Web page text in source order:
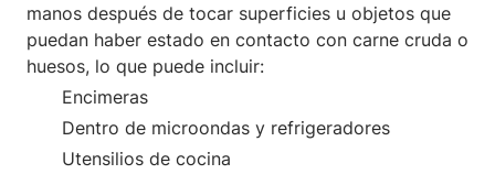
manos después de tocar superficies u objetos que
puedan haber estado en contacto con carne cruda o
huesos, lo que puede incluir:
Encimeras
Dentro de microondas y refrigeradores
Utensilios de cocina